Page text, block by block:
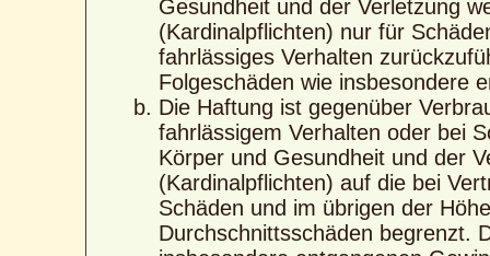
Gesundheit und der Verletzung
(Kardinalpflichten) nur für
fahrlässiges Verhalten
Folgeschäden wie insbesondere
Die Haftung ist gegenüber
fahrlässigem Verhalten oder bei
Körper und Gesundheit und der
(Kardinalpflichten) auf die bei
Schäden und im übrigen der
Durchschnittsschäden begrenzt.